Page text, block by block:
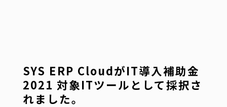
SYS ERP CloudがIT導入補助金
2021 対象ITツールとして採択さ
れました。